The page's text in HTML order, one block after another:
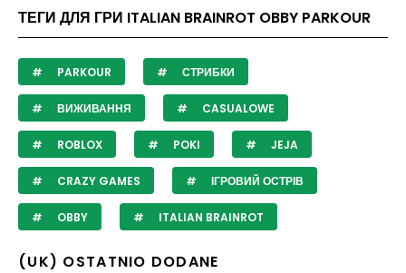
ТЕГИ ДЛЯ ГРИ ITALIAN BRAINROT OBBY PARKOUR
PARKOUR СТРИБКИ
ВИЖИВАННЯ CASUALOWE
ROBLOX POKI JEJA
CRAZY GAMES ІГРОВИЙ ОСТРІВ
OBBY ITALIAN BRAINROT
(UK) OSTATNIO DODANE